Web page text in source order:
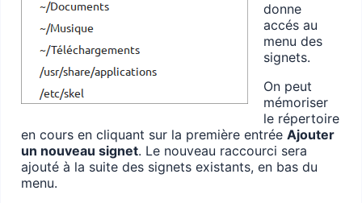
donne
accés au
menu des
signets.
On peut
mémoriser
le répertoire
en cours en cliquant sur la première entrée Ajouter
un nouveau signet. Le nouveau raccourci sera
ajouté à la suite des signets existants, en bas du
menu.